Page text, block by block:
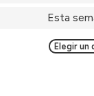
Esta
Elegir un